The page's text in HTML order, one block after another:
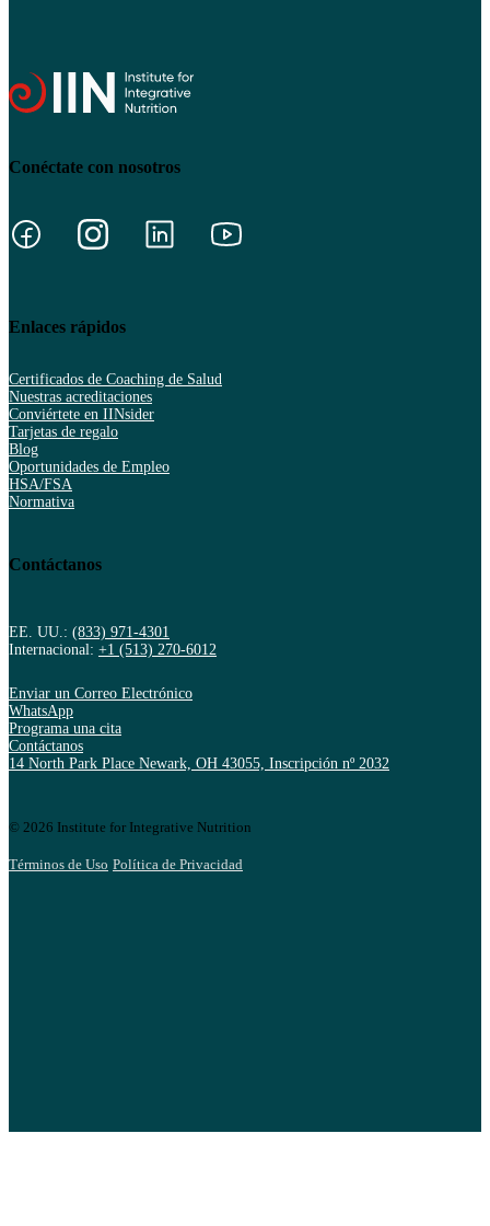
Conéctate con nosotros
Enlaces rápidos
Certificados de Coaching de Salud
Nuestras acreditaciones
Conviértete en IINsider
Tarjetas de regalo
Blog
Oportunidades de Empleo
HSA/FSA
Normativa
Contáctanos
EE. UU.: (833) 971-4301
Internacional: +1 (513) 270-6012
Enviar un Correo Electrónico
WhatsApp
Programa una cita
Contáctanos
14 North Park Place Newark, OH 43055, Inscripción nº 2032
© 2026 Institute for Integrative Nutrition
Términos de Uso Política de Privacidad